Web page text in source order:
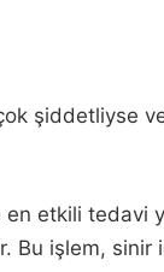
şiddetliyse
en etkili
işlem, sinir